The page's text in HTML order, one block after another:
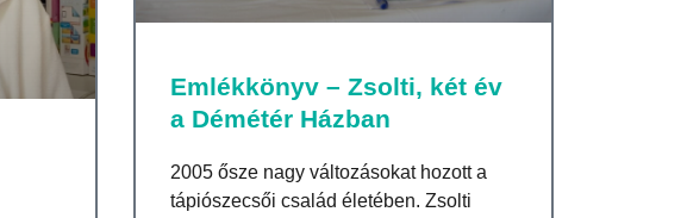
Emlékkönyv – Zsolti, két év
a Démétér Házban
2005 ősze nagy változásokat hozott a
tápiószecsői család életében. Zsolti